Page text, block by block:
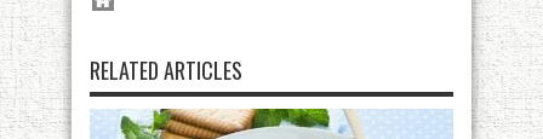
RELATED ARTICLES